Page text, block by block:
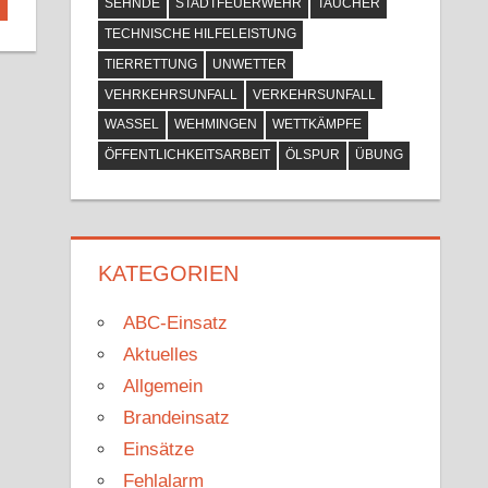
SEHNDE
STADTFEUERWEHR
TAUCHER
TECHNISCHE HILFELEISTUNG
TIERRETTUNG
UNWETTER
VEHRKEHRSUNFALL
VERKEHRSUNFALL
WASSEL
WEHMINGEN
WETTKÄMPFE
ÖFFENTLICHKEITSARBEIT
ÖLSPUR ÜBUNG
KATEGORIEN
ABC-Einsatz
Aktuelles
Allgemein
Brandeinsatz
Einsätze
Fehlalarm